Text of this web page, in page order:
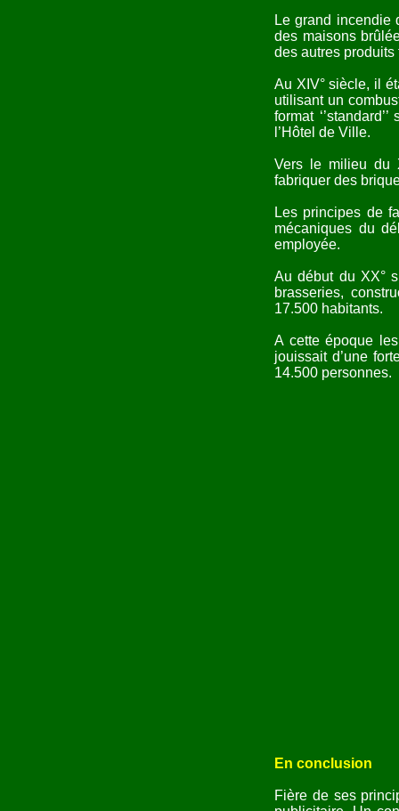
Le grand incendie
des maisons
des autres produits
Au XIV° siècle, il
utilisant un
format
l’Hôtel de Ville.
Vers le milieu du
fabriquer des
Les principes de
mécaniques du
employée.
Au début du XX°
brasseries,
17.500 habitants.
A cette époque
jouissait d’une
14.500 personnes.
En conclusion
Fière de ses